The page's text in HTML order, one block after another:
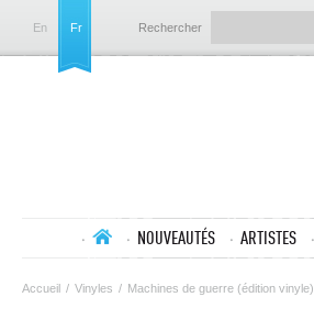
En Fr Rechercher
NOUVEAUTÉS ARTISTES
Accueil / Vinyles / Machines de guerre (édition vinyle)